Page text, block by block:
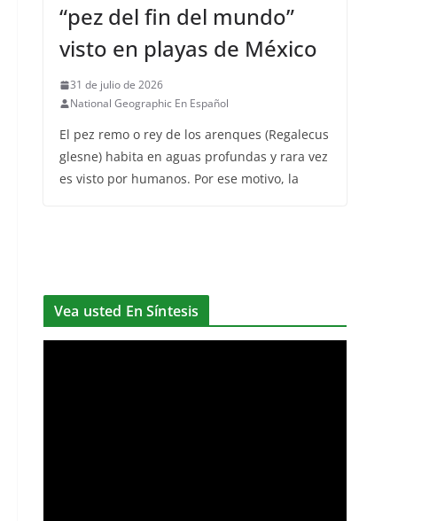
“pez del fin del mundo”
visto en playas de México
31 de julio de 2026
National Geographic En Español
El pez remo o rey de los arenques (Regalecus
glesne) habita en aguas profundas y rara vez
es visto por humanos. Por ese motivo, la
Vea usted En Síntesis